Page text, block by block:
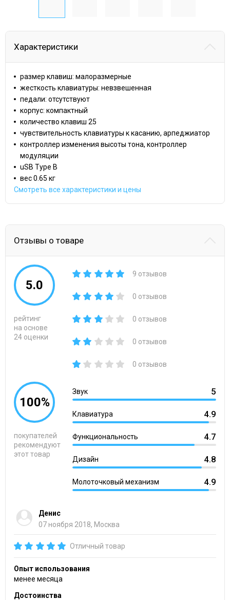
Характеристики
размер клавиш: малоразмерные
жесткость клавиатуры: невзвешенная
педали: отсутствуют
корпус: компактный
количество клавиш 25
чувствительность клавиатуры к касанию, арпеджиатор
контроллер изменения высоты тона, контроллер
модуляции
uSB Type B
вес 0.65 кг
Смотреть все характеристики и цены
Отзывы о товаре
5.0
рейтинг
на основе
24 оценки
9 отзывов
0 отзывов
0 отзывов
0 отзывов
0 отзывов
100%
покупателей
рекомендуют
этот товар
Звук 5
Клавиатура 4.9
Функциональность 4.7
Дизайн 4.8
Молоточковый механизм 4.9
Денис
07 ноября 2018, Москва
Отличный товар
Опыт использования
менее месяца
Достоинства